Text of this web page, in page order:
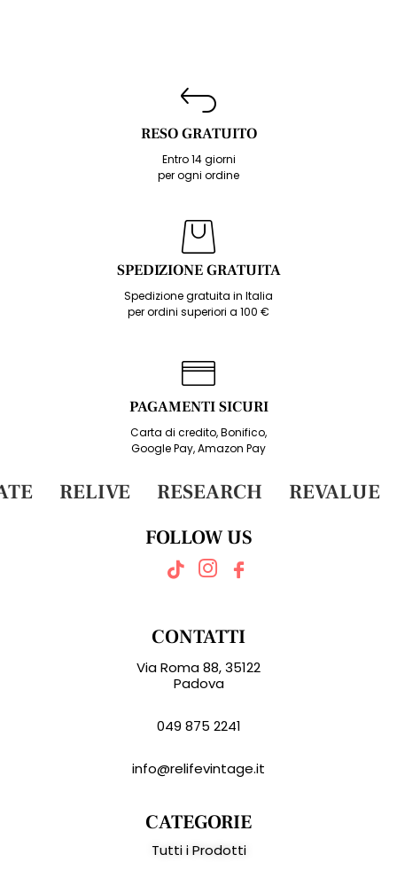
RESO GRATUITO
Entro 14 giorni
per ogni ordine
SPEDIZIONE GRATUITA
Spedizione gratuita in Italia
per ordini superiori a 100 €
PAGAMENTI SICURI
Carta di credito, Bonifico,
Google Pay, Amazon Pay
RELIVE RESEARCH REVALUE
CATEGORIE
Tutti i Prodotti
CONTATTI
Via Roma 88, 35122
Padova
049 875 2241
info@relifevintage.it
FOLLOW US